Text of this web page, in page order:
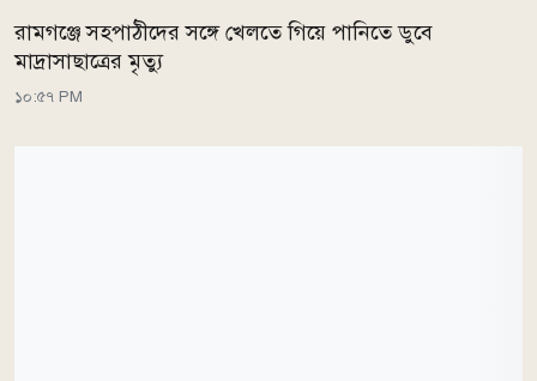
রামগঞ্জে সহপাঠীদের সঙ্গে খেলতে গিয়ে পানিতে ডুবে
মাদ্রাসাছাত্রের মৃত্যু
১০:৫৭ PM